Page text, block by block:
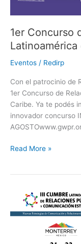
1er Concurso
Eventos / Redirp
Con el patrocinio de
1er Concurso de
Caribe. Ya te podés
innovador concurso
Read More »
CUMBRE
LATINOAMERICANA